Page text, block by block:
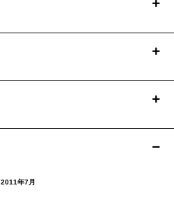
2011年7月